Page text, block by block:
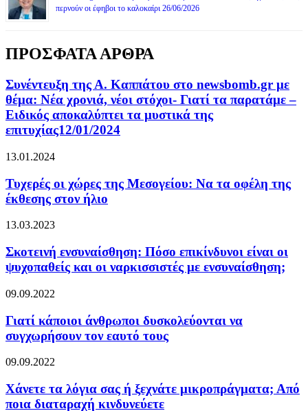
περνούν οι έφηβοι το καλοκαίρι 26/06/2026
ΠΡΟΣΦΑΤΑ ΑΡΘΡΑ
Συνέντευξη της Α. Καππάτου στο newsbomb.gr με
θέμα: Νέα χρονιά, νέοι στόχοι- Γιατί τα παρατάμε –
Ειδικός αποκαλύπτει τα μυστικά της
επιτυχίας12/01/2024
13.01.2024
Τυχερές οι χώρες της Μεσογείου: Να τα οφέλη της
έκθεσης στον ήλιο
13.03.2023
Σκοτεινή ενσυναίσθηση: Πόσο επικίνδυνοι είναι οι
ψυχοπαθείς και οι ναρκισσιστές με ενσυναίσθηση;
09.09.2022
Γιατί κάποιοι άνθρωποι δυσκολεύονται να
συγχωρήσουν τον εαυτό τους
09.09.2022
Χάνετε τα λόγια σας ή ξεχνάτε μικροπράγματα; Από
ποια διαταραχή κινδυνεύετε